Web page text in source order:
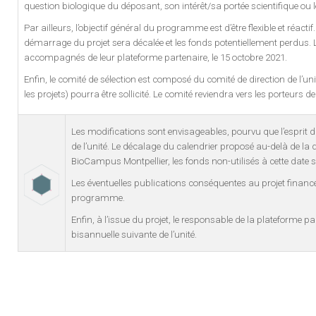
question biologique du déposant, son intérêt/sa portée scientifique
Par ailleurs, l’objectif général du programme est d’être flexible et
démarrage du projet sera décalée et les fonds potentiellement
accompagnés de leur plateforme partenaire, le 15 octobre 2021.
Enfin, le comité de sélection est composé du comité de direction de
les projets) pourra être sollicité. Le comité reviendra vers les porteurs
Les modifications sont envisageables, pourvu que l’esprit
de l’unité. Le décalage du calendrier proposé au-delà de
BioCampus Montpellier, les fonds non-utilisés à cette date
Les éventuelles publications conséquentes au projet
programme.
Enfin, à l’issue du projet, le responsable de la plateforme
bisannuelle suivante de l’unité.